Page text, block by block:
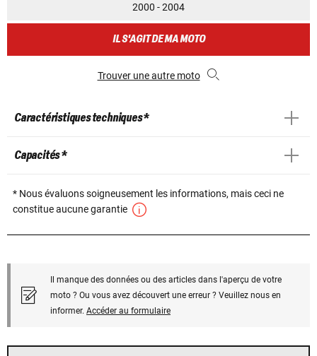
2000 - 2004
IL S'AGIT DE MA MOTO
Trouver une autre moto
Caractéristiques techniques *
Capacités *
* Nous évaluons soigneusement les informations, mais ceci ne
constitue aucune garantie
Il manque des données ou des articles dans l'aperçu de votre
moto ? Ou vous avez découvert une erreur ? Veuillez nous en
informer. Accéder au formulaire